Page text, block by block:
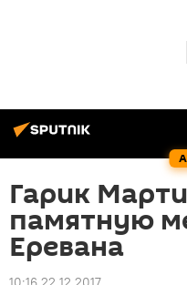
Гарик
памятную
Еревана